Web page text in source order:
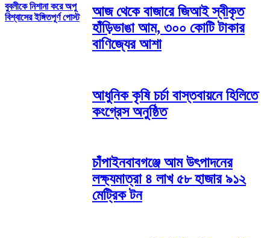
বুবলীকে নিশানা করে অপু
বিশ্বাসের ইঙ্গিতপূর্ণ পোস্ট
আজ থেকে বাজারে জিআই স্বীকৃত
হাঁড়িভাঙা আম, ৩০০ কোটি টাকার
বাণিজ্যের আশা
আধুনিক কৃষি চর্চা বাস্তবায়নে হিলিতে
কংগ্রেস অনুষ্ঠিত
চাঁপাইনবাবগঞ্জে আম উৎপাদনের
লক্ষ্যমাত্রা ৪ লাখ ৫৮ হাজার ৯১২
মেট্রিক টন